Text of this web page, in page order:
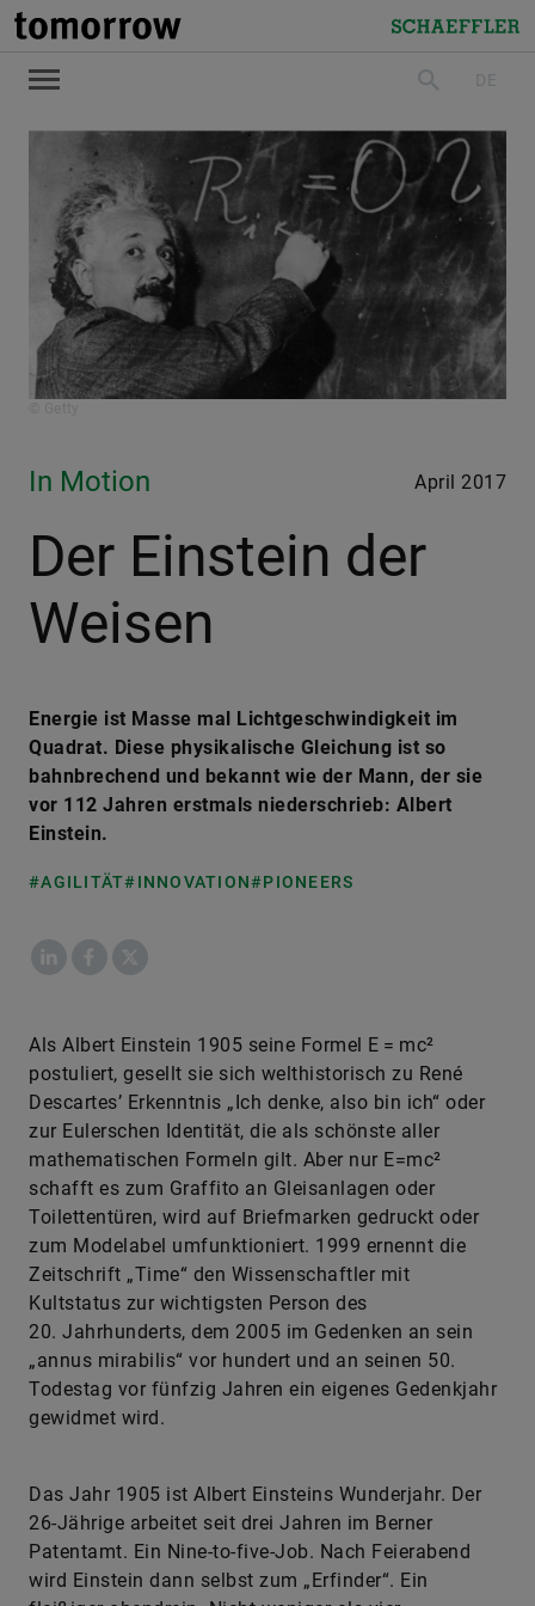
tomorrow
Schaeffler
suchenDE
In Motion April 2017
Der Einstein der
Weisen
Energie ist Masse mal Lichtgeschwindigkeit im
Quadrat. Diese physikalische Gleichung ist so
bahnbrechend und bekannt wie der Mann, der sie
vor 112 Jahren erstmals niederschrieb: Albert
Einstein.
#AGILITÄT#INNOVATION#PIONEERS
LinkedInFacebook
X
Als Albert Einstein 1905 seine Formel E = mc²
postuliert, gesellt sie sich welthistorisch zu René
Descartes’ Erkenntnis „Ich denke, also bin ich“ oder
zur Eulerschen Identität, die als schönste aller
mathematischen Formeln gilt. Aber nur E=mc²
schafft es zum Graffito an Gleisanlagen oder
Toilettentüren, wird auf Briefmarken gedruckt oder
zum Modelabel umfunktioniert. 1999 ernennt die
Zeitschrift „Time“ den Wissenschaftler mit
Kultstatus zur wichtigsten Person des
20. Jahrhunderts, dem 2005 im Gedenken an sein
„annus mirabilis“ vor hundert und an seinen 50.
Todestag vor fünfzig Jahren ein eigenes Gedenkjahr
gewidmet wird.
Das Jahr 1905 ist Albert Einsteins Wunderjahr. Der
26-Jährige arbeitet seit drei Jahren im Berner
Patentamt. Ein Nine-to-five-Job. Nach Feierabend
wird Einstein dann selbst zum „Erfinder“. Ein